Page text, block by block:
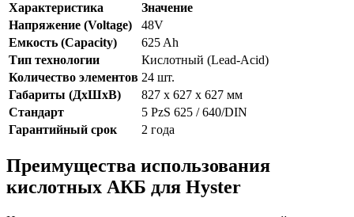
Характеристика
Значение
Напряжение (Voltage)
48V
Емкость (Capacity)
625 Ah
Тип технологии
Кислотный (Lead-Acid)
Количество элементов 24 шт.
Габариты (ДхШхВ)
827 x 627 x 627 мм
Стандарт
5 PzS 625 / 640/DIN
Гарантийный срок
2 года
Преимущества использования
кислотных АКБ для Hyster